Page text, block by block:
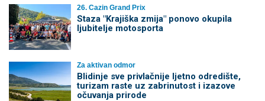
26. Cazin Grand Prix
Staza "Krajiška zmija" ponovo okupila
ljubitelje motosporta
Za aktivan odmor
Blidinje sve privlačnije ljetno odredište,
turizam raste uz zabrinutost i izazove
očuvanja prirode